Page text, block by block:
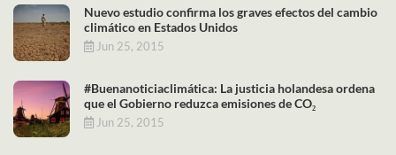
Nuevo estudio confirma los graves efectos del cambio
climático en Estados Unidos
Jun 25, 2015
#Buenanoticiaclimática: La justicia holandesa ordena
que el Gobierno reduzca emisiones de CO₂
Jun 25, 2015